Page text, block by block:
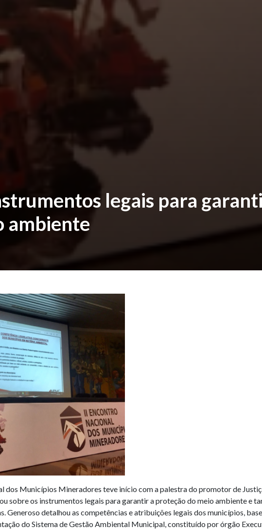
legais para
ambiente
dos Municípios Mineradores teve início com a palestra do promotor de
sobre os instrumentos legais para garantir a proteção do meio ambiente e
Generoso detalhou as competências e atribuições legais dos municípios,
do Sistema de Gestão Ambiental Municipal, constituído por órgão